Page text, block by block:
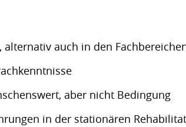
auch in den
aber nicht Bedingung
in der stationären